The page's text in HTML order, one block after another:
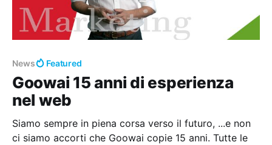
News Featured
Goowai 15 anni di esperienza
nel web
Siamo sempre in piena corsa verso il futuro, ...e non
ci siamo accorti che Goowai copie 15 anni. Tutte le